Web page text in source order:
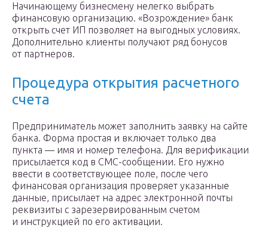
Начинающему бизнесмену нелегко выбрать
финансовую организацию. «Возрождение» банк
открыть счет ИП позволяет на выгодных условиях.
Дополнительно клиенты получают ряд бонусов
от партнеров.
Процедура открытия расчетного
счета
Предприниматель может заполнить заявку на сайте
банка. Форма простая и включает только два
пункта — имя и номер телефона. Для верификации
присылается код в СМС-сообщении. Его нужно
ввести в соответствующее поле, после чего
финансовая организация проверяет указанные
данные, присылает на адрес электронной почты
реквизиты с зарезервированным счетом
и инструкцией по его активации.